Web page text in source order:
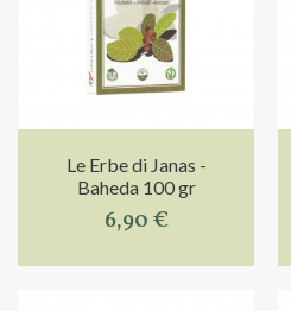
Le Erbe di Janas -
Baheda 100 gr
6,90 €